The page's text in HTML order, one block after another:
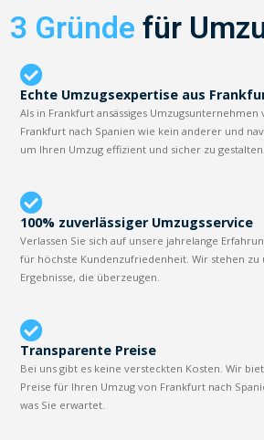
3 Gründe für
Echte Umzugsexpertise aus
Als in Frankfurt ansässiges
Frankfurt nach Spanien wie kein anderer und
um Ihren Umzug effizient und sicher zu gestalten.
100% zuverlässiger Umzugsservice
Verlassen Sie sich auf unsere jahrelange
für höchste Kundenzufriedenheit. Wir stehen
Ergebnisse, die überzeugen.
Transparente Preise
Bei uns gibt es keine versteckten Kosten. Wir
Preise für Ihren Umzug von Frankfurt nach
was Sie erwartet.